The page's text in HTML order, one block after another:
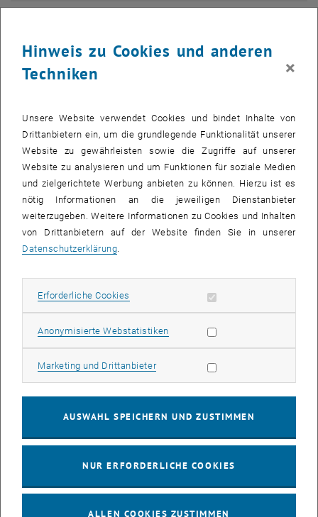
EMBA Online Info Session mit Dekan Prof. Dr. Wolfgang
Güttel
JULI 26
Veranstaltungstyp:
Veranstaltungsort: Online, via Zoom
Info Session Learning Journey Turin
03 August 2026
03
AUG. 26
Veranstaltungstyp:
INFORMATIONSVERANSTALTUNG
Veranstaltungsort: Online, Via Zoom
Stammtisch 04.08.
04
AUG. 26
–
tba, 1060 Wien
Hinweis zu Cookies und anderen
Techniken
×
Unsere Website verwendet Cookies und bindet Inhalte von
Drittanbietern ein, um die grundlegende Funktionalität unserer
Website zu gewährleisten sowie die Zugriffe auf unserer
Website zu analysieren und um Funktionen für soziale Medien
und zielgerichtete Werbung anbieten zu können. Hierzu ist es
nötig Informationen an die jeweiligen Dienstanbieter
weiterzugeben. Weitere Informationen zu Cookies und Inhalten
von Drittanbietern auf der Website finden Sie in unserer
Datenschutzerklärung
Erforderliche Cookies Erforderliche Cookies zulassen
Anonymisierte WebstatistikenStatistik Cookies zulassen
Marketing und DrittanbieterMarketing Cookies zulassen
AUSWAHL SPEICHERN UND ZUSTIMMEN
NUR ERFORDERLICHE COOKIES
ALLEN COOKIES ZUSTIMMEN